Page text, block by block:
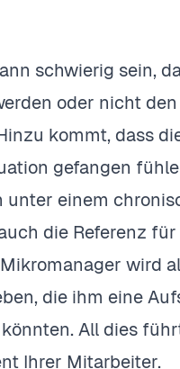
schwierig sein,
oder nicht
kommt, dass
gefangen
einem
die Referenz
wird
die ihm eine
All dies
Ihrer Mitarbeiter.